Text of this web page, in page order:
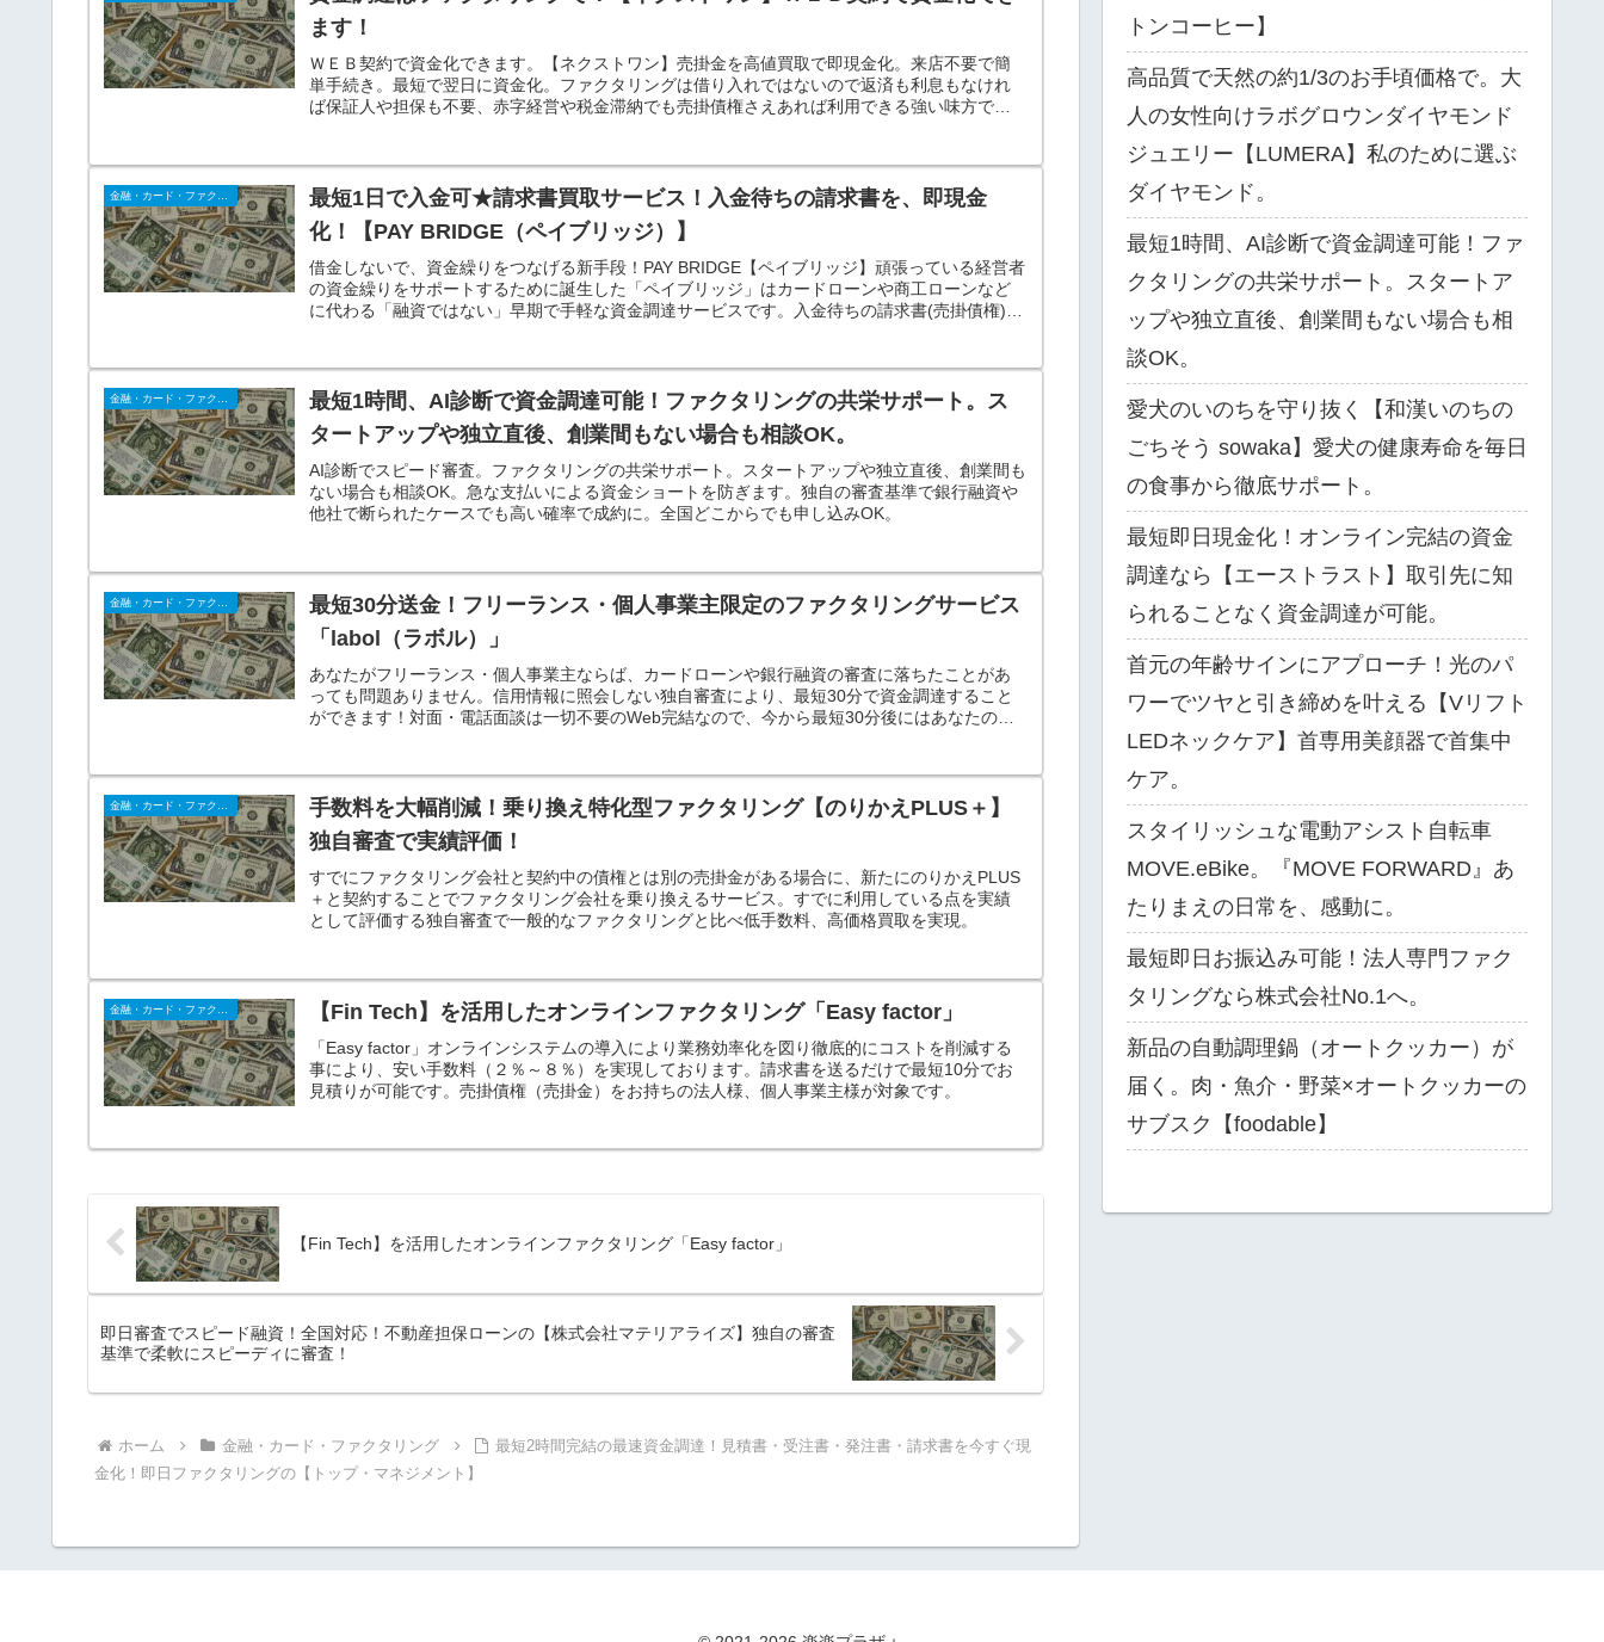
ます！
ＷＥＢ契約で資金化できます。【ネクストワン】売掛金を高値買取で即現金化。来店不要で簡
単手続き。最短で翌日に資金化。ファクタリングは借り入れではないので返済も利息もなけれ
ば保証人や担保も不要、赤字経営や税金滞納でも売掛債権さえあれば利用できる強い味方で
最短1日で入金可★請求書買取サービス！入金待ちの請求書を、即現金
化！【PAY BRIDGE（ペイブリッジ）】
借金しないで、資金繰りをつなげる新手段！PAY BRIDGE【ペイブリッジ】頑張っている経営者
の資金繰りをサポートするために誕生した「ペイブリッジ」はカードローンや商工ローンなど
に代わる「融資ではない」早期で手軽な資金調達サービスです。入金待ちの請求書(売掛債権)を
金融・カード・ファクタリング
最短1時間、AI診断で資金調達可能！ファクタリングの共栄サポート。ス
タートアップや独立直後、創業間もない場合も相談OK。
AI診断でスピード審査。ファクタリングの共栄サポート。スタートアップや独立直後、創業間も
ない場合も相談OK。急な支払いによる資金ショートを防ぎます。独自の審査基準で銀行融資や
他社で断られたケースでも高い確率で成約に。全国どこからでも申し込みOK。
最短30分送金！フリーランス・個人事業主限定のファクタリングサービス
「labol（ラボル）」
あなたがフリーランス・個人事業主ならば、カードローンや銀行融資の審査に落ちたことがあ
っても問題ありません。信用情報に照会しない独自審査により、最短30分で資金調達すること
ができます！対面・電話面談は一切不要のWeb完結なので、今から最短30分後にはあなたの銀
金融・カード・ファクタリング
手数料を大幅削減！乗り換え特化型ファクタリング【のりかえPLUS＋】
独自審査で実績評価！
すでにファクタリング会社と契約中の債権とは別の売掛金がある場合に、新たにのりかえPLUS
＋と契約することでファクタリング会社を乗り換えるサービス。すでに利用している点を実績
として評価する独自審査で一般的なファクタリングと比べ低手数料、高価格買取を実現。
【Fin Tech】を活用したオンラインファクタリング「Easy factor」
「Easy factor」オンラインシステムの導入により業務効率化を図り徹底的にコストを削減する
事により、安い手数料（２％～８％）を実現しております。請求書を送るだけで最短10分でお
見積りが可能です。売掛債権（売掛金）をお持ちの法人様、個人事業主様が対象です。
【Fin Tech】を活用したオンラインファクタリング「Easy factor」
即日審査でスピード融資！全国対応！不動産担保ローンの【株式会社マテリアライズ】独自の審査
基準で柔軟にスピーディに審査！
ホーム 金融・カード・ファクタリング
最短2時間完結の最速資金調達！見積書・受注書・発注書・請求書を今すぐ現
金化！即日ファクタリングの【トップ・マネジメント】
トンコーヒー】
高品質で天然の約1/3のお手頃価格で。大
人の女性向けラボグロウンダイヤモンド
ジュエリー【LUMERA】私のために選ぶ
ダイヤモンド。
最短1時間、AI診断で資金調達可能！ファ
クタリングの共栄サポート。スタートア
ップや独立直後、創業間もない場合も相
談OK。
愛犬のいのちを守り抜く【和漢いのちの
ごちそう sowaka】愛犬の健康寿命を毎日
の食事から徹底サポート。
最短即日現金化！オンライン完結の資金
調達なら【エーストラスト】取引先に知
られることなく資金調達が可能。
首元の年齢サインにアプローチ！光のパ
ワーでツヤと引き締めを叶える【Vリフト
LEDネックケア】首専用美顔器で首集中
ケア。
スタイリッシュな電動アシスト自転車
MOVE.eBike。『MOVE FORWARD』あ
たりまえの日常を、感動に。
最短即日お振込み可能！法人専門ファク
タリングなら株式会社No.1へ。
新品の自動調理鍋（オートクッカー）が
届く。肉・魚介・野菜×オートクッカーの
サブスク【foodable】